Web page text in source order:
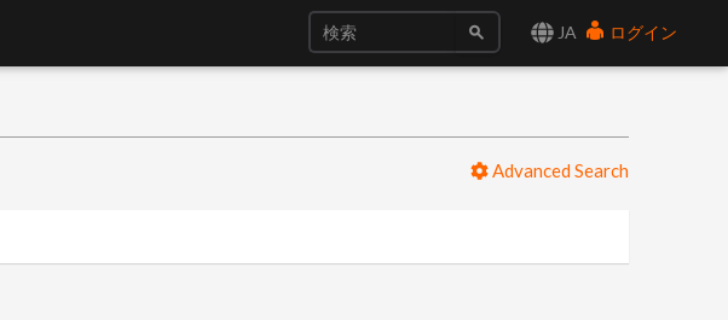
JA ログイン
Advanced Search